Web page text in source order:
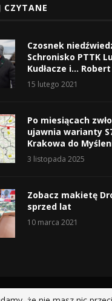
CZYTANE
Czosnek
Schronisko PTTK
Kudłacze i…
15 lutego 2021
Po miesiącach
ujawnia warianty
Krakowa do
3 listopada 2025
Zobacz makietę
sprzed lat
10 marca 2021
@2019 - All Right Reserved.